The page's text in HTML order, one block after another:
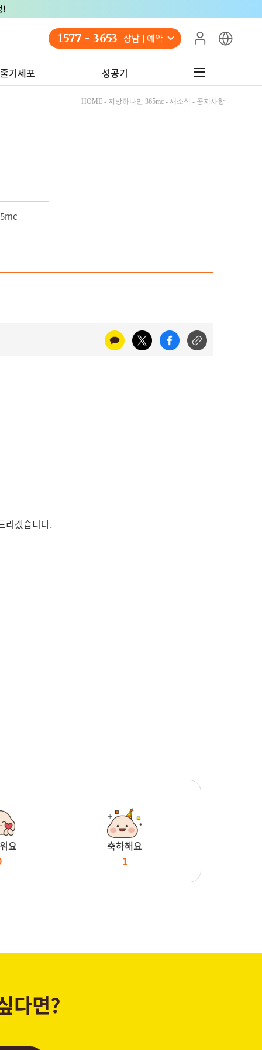
!
1577 - 3653 상담 예약
기세포 성공기
HOME - 지방하나만 365mc - 새소식 - 공지사항
리겠습니다.
요
축하해요
1
다면?